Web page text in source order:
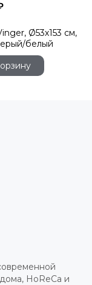
Ø53х153 см,
белый
HoReCa и